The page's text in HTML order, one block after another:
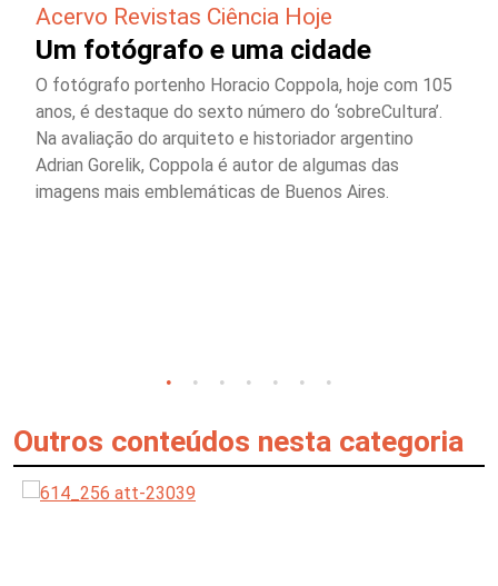
Acervo Revistas Ciência Hoje
Um fotógrafo e uma cidade
O fotógrafo portenho Horacio Coppola, hoje com 105
anos, é destaque do sexto número do ‘sobreCultura’.
Na avaliação do arquiteto e historiador argentino
Adrian Gorelik, Coppola é autor de algumas das
imagens mais emblemáticas de Buenos Aires.
Outros conteúdos nesta categoria